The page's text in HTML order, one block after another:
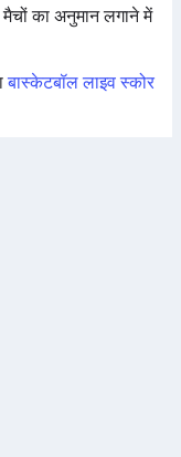
का अनुमान लगाने में
बास्केटबॉल लाइव स्कोर